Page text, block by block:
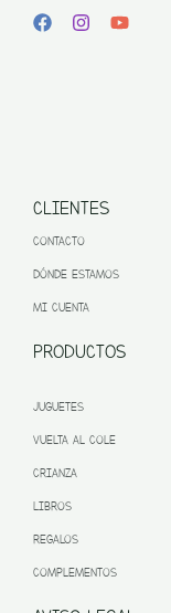
CLIENTES
CONTACTO
DÓNDE ESTAMOS
MI CUENTA
PRODUCTOS
JUGUETES
VUELTA AL COLE
CRIANZA
LIBROS
REGALOS
COMPLEMENTOS